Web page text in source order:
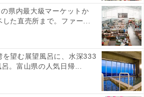
「5と0のつく日」キャンペーン
の県内最大級マーケットか
た直売所まで。ファー...
を望む展望風呂に、水深333
。富山県の人気日帰...